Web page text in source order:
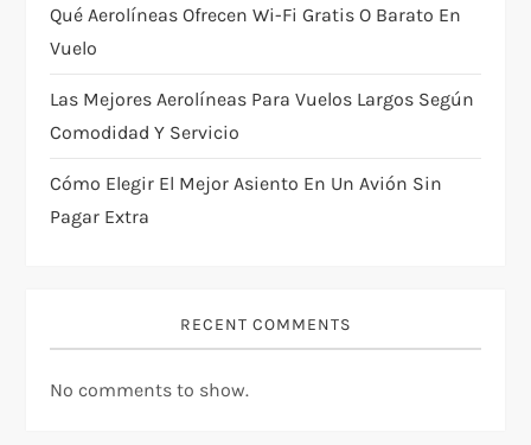
o
n
Qué Aerolíneas Ofrecen Wi-Fi Gratis O Barato En
Vuelo
Las Mejores Aerolíneas Para Vuelos Largos Según
Comodidad Y Servicio
Cómo Elegir El Mejor Asiento En Un Avión Sin
Pagar Extra
RECENT COMMENTS
No comments to show.